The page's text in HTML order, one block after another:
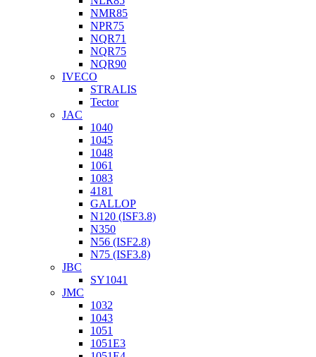
NMR85
NPR75
NQR71
NQR75
NQR90
IVECO
STRALIS
Tector
JAC
1040
1045
1048
1061
1083
4181
GALLOP
N120 (ISF3.8)
N350
N56 (ISF2.8)
N75 (ISF3.8)
JBC
SY1041
JMC
1032
1043
1051
1051Е3